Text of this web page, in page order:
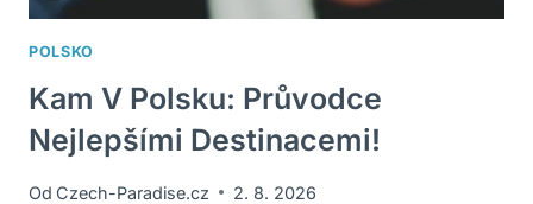
POLSKO
Kam V Polsku: Průvodce
Nejlepšími Destinacemi!
Od Czech-Paradise.cz 2. 8. 2026